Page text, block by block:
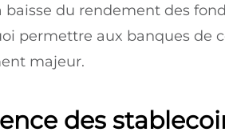
du rendement des
permettre aux banques de
majeur.
des